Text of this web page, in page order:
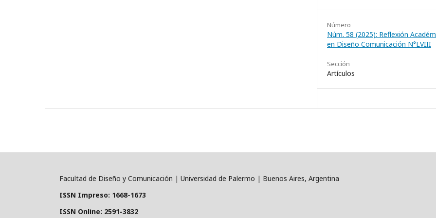
Número
Núm. 58 (2025): Reflexión
en Diseño Comunicación N°LVIII
Sección
Artículos
Facultad de Diseño y Comunicación | Universidad de Palermo | Buenos Aires, Argentina
ISSN Impreso: 1668-1673
ISSN Online: 2591-3832